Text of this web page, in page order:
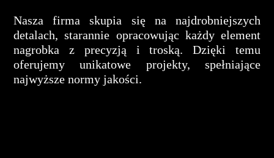
Nasza firma skupia się na najdrobniejszych
detalach, starannie opracowując każdy element
nagrobka z precyzją i troską. Dzięki temu
oferujemy unikatowe projekty, spełniające
najwyższe normy jakości.